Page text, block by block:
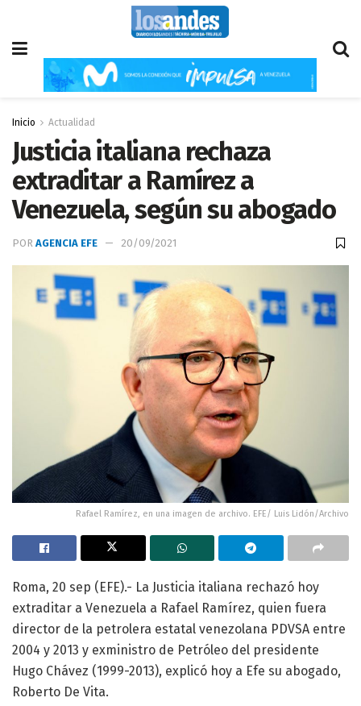
Inicio Actualidad
Justicia italiana rechaza
extraditar a Ramírez a
Venezuela, según su abogado
POR AGENCIA EFE 20/09/2021
Rafael Ramírez, en una imagen de archivo. EFE/ Luis Lidón/Archivo
Roma, 20 sep (EFE).- La Justicia italiana rechazó hoy
extraditar a Venezuela a Rafael Ramírez, quien fuera
director de la petrolera estatal venezolana PDVSA entre
2004 y 2013 y exministro de Petróleo del presidente
Hugo Chávez (1999-2013), explicó hoy a Efe su abogado,
Roberto De Vita.